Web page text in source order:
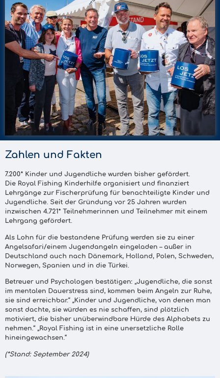
Zahlen und Fakten
7.200* Kinder und Jugendliche wurden bisher gefördert.
Die Royal Fishing Kinderhilfe organisiert und finanziert
Lehrgänge zur Fischerprüfung für benachteiligte Kinder und
Jugendliche. Seit der Gründung vor 25 Jahren wurden
inzwischen 4.721* Teilnehmerinnen und Teilnehmer mit einem
Lehrgang gefördert.
Als Lohn für die bestandene Prüfung werden sie zu einer
Angelsafari/einem Jugendangeln eingeladen – außer in
Deutschland auch nach Dänemark, Holland, Polen, Schweden,
Norwegen, Spanien und in die Türkei.
Betreuer und Psychologen bestätigen: „Jugendliche, die sonst
im mentalen Dauerstress sind, kommen beim Angeln zur Ruhe,
sie sind erreichbar.“ „Kinder und Jugendliche, von denen man
sonst dachte, sie würden es nie schaffen, sind plötzlich
motiviert, die bisher unüberwindbare Hürde des Alphabets zu
nehmen.“ „Royal Fishing ist in eine unersetzliche Rolle
hineingewachsen.“
(*Stand: September 2024)